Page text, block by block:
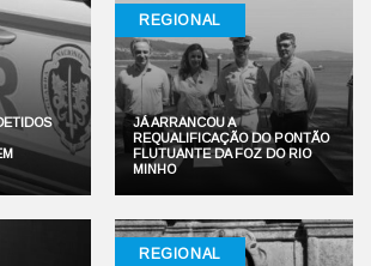
REGIONAL
JÁ ARRANCOU A
REQUALIFICAÇÃO DO PONTÃO
FLUTUANTE DA FOZ DO RIO
MINHO
REGIONAL